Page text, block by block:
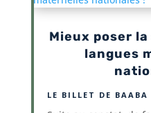
Mieux poser
langues
LE BILLET DE BAABA